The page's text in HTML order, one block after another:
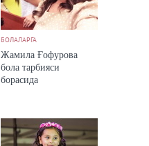
БОЛАЛАРГА
Жамила Ғофурова
бола тарбияси
борасида